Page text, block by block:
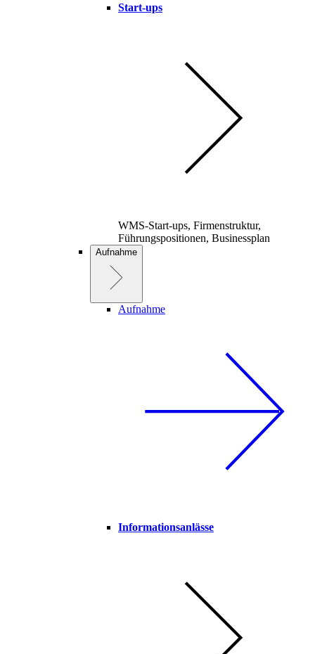
Start-ups
WMS-Start-ups, Firmenstruktur,
Führungspositionen, Businessplan
Aufnahme
Aufnahme
Informationsanlässe